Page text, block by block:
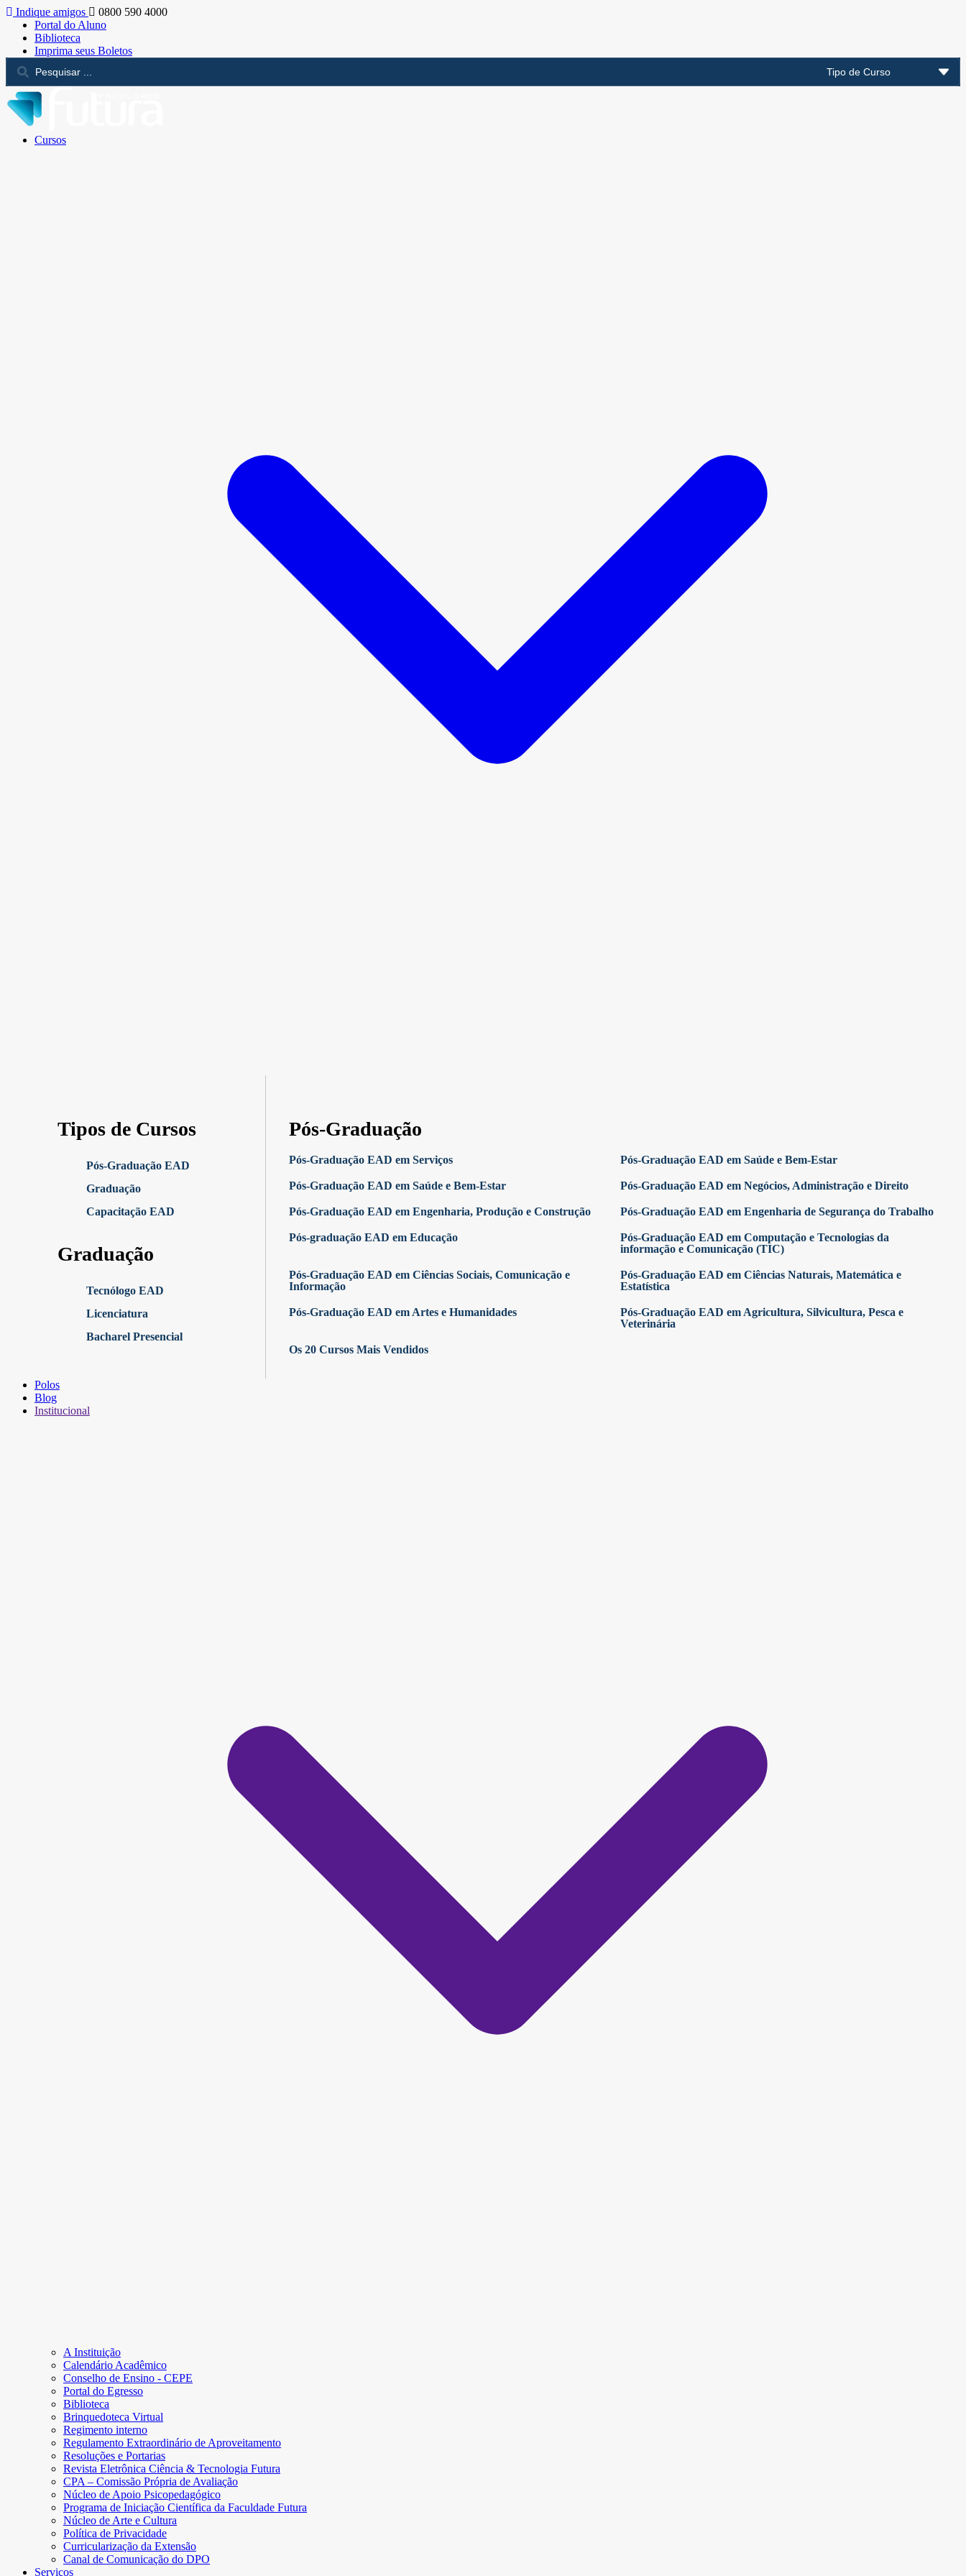
Indique amigos
0800 590 4000
Portal do Aluno
Biblioteca
Imprima seus Boletos
Cursos
Tipos de Cursos
Pós-Graduação EAD
Graduação
Capacitação EAD
Graduação
Tecnólogo EAD
Licenciatura
Bacharel Presencial
Pós-Graduação
Pós-Graduação EAD em Serviços Pós-Graduação EAD em Saúde e Bem-Estar
Pós-Graduação EAD em Saúde e Bem-Estar Pós-Graduação EAD em Negócios, Administração e Direito
Pós-Graduação EAD em Engenharia, Produção e Construção Pós-Graduação EAD em Engenharia de Segurança do Trabalho
Pós-graduação EAD em Educação
Pós-Graduação EAD em Computação e Tecnologias da
informação e Comunicação (TIC)
Pós-Graduação EAD em Ciências Sociais, Comunicação e
Informação
Pós-Graduação EAD em Ciências Naturais, Matemática e
Estatística
Pós-Graduação EAD em Artes e Humanidades
Pós-Graduação EAD em Agricultura, Silvicultura, Pesca e
Veterinária
Os 20 Cursos Mais Vendidos
Polos
Blog
Institucional
A Instituição
Calendário Acadêmico
Conselho de Ensino - CEPE
Portal do Egresso
Biblioteca
Brinquedoteca Virtual
Regimento interno
Regulamento Extraordinário de Aproveitamento
Resoluções e Portarias
Revista Eletrônica Ciência & Tecnologia Futura
CPA – Comissão Própria de Avaliação
Núcleo de Apoio Psicopedagógico
Programa de Iniciação Científica da Faculdade Futura
Núcleo de Arte e Cultura
Política de Privacidade
Curricularização da Extensão
Canal de Comunicação do DPO
Serviços